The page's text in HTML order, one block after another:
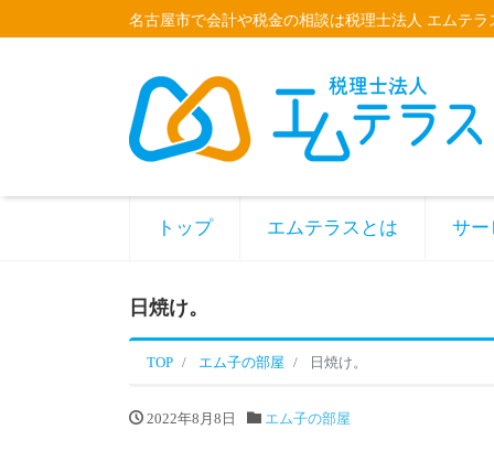
名古屋市で会計や税金の相談は税理士法人 エムテ
トップ エムテラスとは サー
日焼け。
TOP エム子の部屋 日焼け。
2022年8月8日 エム子の部屋